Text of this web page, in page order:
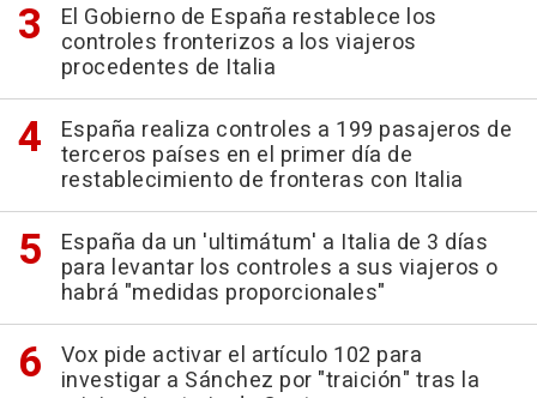
El Gobierno de España restablece los
controles fronterizos a los viajeros
procedentes de Italia
España realiza controles a 199 pasajeros de
terceros países en el primer día de
restablecimiento de fronteras con Italia
España da un 'ultimátum' a Italia de 3 días
para levantar los controles a sus viajeros o
habrá "medidas proporcionales"
Vox pide activar el artículo 102 para
investigar a Sánchez por "traición" tras la